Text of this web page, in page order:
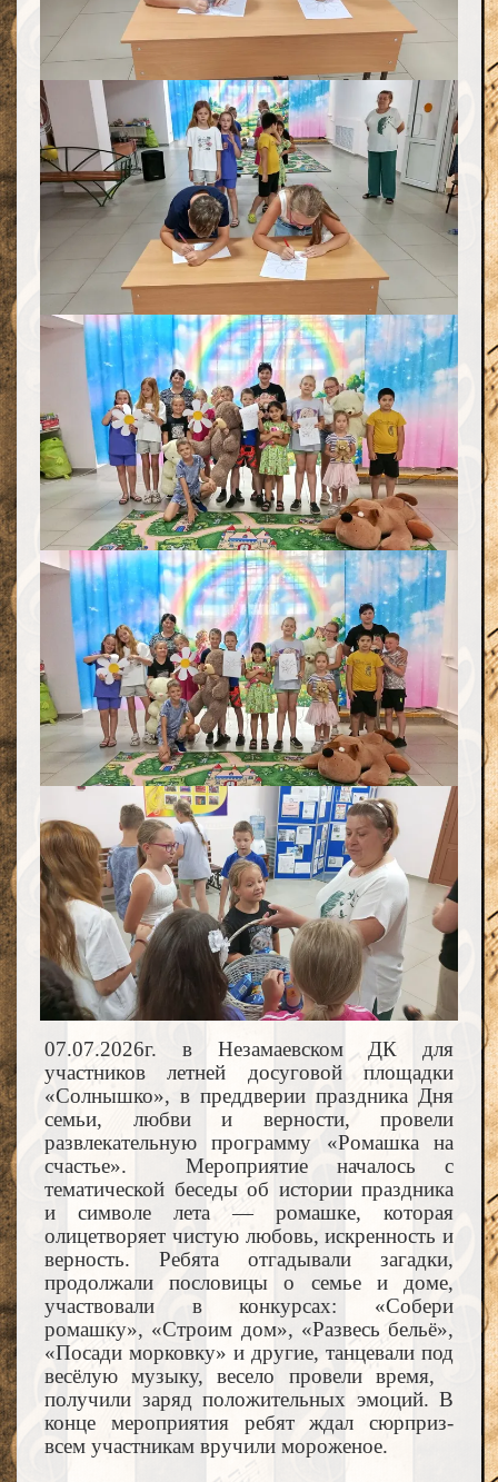
07.07.2026г. в Незамаевском ДК для
участников летней досуговой площадки
«Солнышко», в преддверии праздника Дня
семьи, любви и верности, провели
развлекательную программу «Ромашка на
счастье». Мероприятие началось с
тематической беседы об истории праздника
и символе лета — ромашке, которая
олицетворяет чистую любовь, искренность и
верность. Ребята отгадывали загадки,
продолжали пословицы о семье и доме,
участвовали в конкурсах: «Собери
ромашку», «Строим дом», «Развесь бельё»,
«Посади морковку» и другие, танцевали под
весёлую музыку, весело провели время,
получили заряд положительных эмоций. В
конце мероприятия ребят ждал сюрприз-
всем участникам вручили мороженое.